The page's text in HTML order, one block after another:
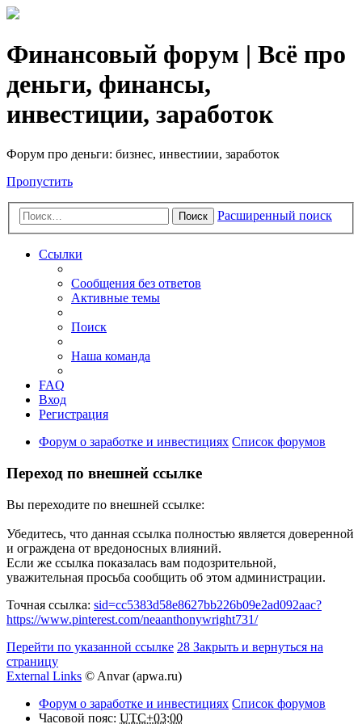
Финансовый форум | Всё про
деньги, финансы,
инвестиции, заработок
Форум про деньги: бизнес, инвестиии, заработок
Пропустить
Поиск Расширенный поиск
Ссылки
Сообщения без ответов
Активные темы
Поиск
Наша команда
FAQ
Вход
Регистрация
Форум о заработке и инвестициях Список форумов
Переход по внешней ссылке
Вы переходите по внешней ссылке:
Убедитесь, что данная ссылка полностью является доверенной
и ограждена от вредоносных влияний.
Если же ссылка показалась вам подозрительной,
уважительная просьба сообщить об этом администрации.
Точная ссылка: sid=cc5383d58e8627bb226b09e2ad092aac?
https://www.pinterest.com/neaanthonywright731/
Перейти по указанной ссылке 28 Закрыть и вернуться на
страницу
External Links © Anvar (apwa.ru)
Форум о заработке и инвестициях Список форумов
Часовой пояс: UTC+03:00